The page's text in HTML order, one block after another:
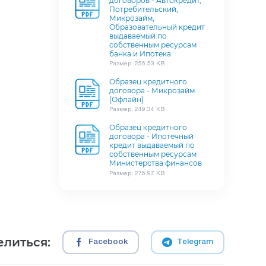
Потребительский,
Микрозайм,
Образовательный кредит
выдаваемый по
собственным ресурсам
банка и Ипотека
Размер: 256.53 KB
Образец кредитного
договора - Микрозайм
(Офлайн)
Размер: 249.34 KB
Образец кредитного
договора - Ипотечный
кредит выдаваемый по
собственным ресурсам
Министерства финансов
Размер: 275.97 KB
Facebook Telegram